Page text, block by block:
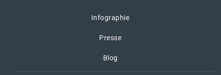
Infographie
Presse
Blog